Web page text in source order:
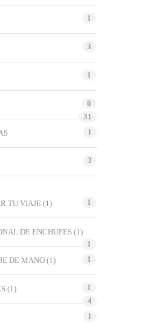
1
3
1
6
31
1
3
TU VIAJE (1) 1
DE ENCHUFES (1)
1
DE MANO (1) 1
(1)
1
4
1